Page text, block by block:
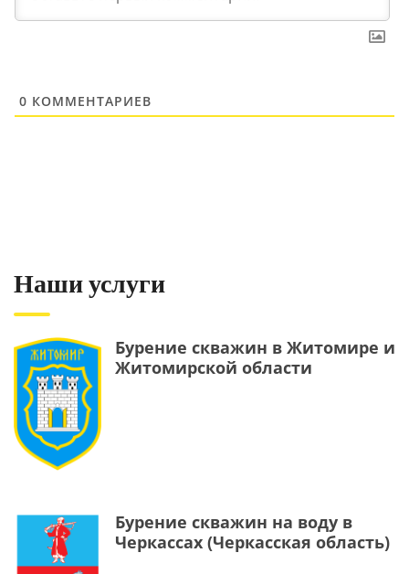
0 КОММЕНТАРИЕВ
Наши услуги
Бурение скважин в Житомире и
Житомирской области
Бурение скважин на воду в
Черкассах (Черкасская область)